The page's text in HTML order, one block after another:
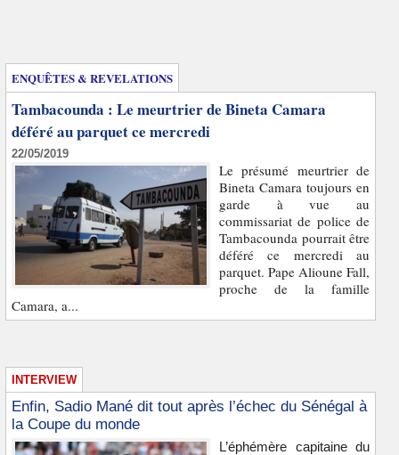
ENQUÊTES & REVELATIONS
Tambacounda : Le meurtrier de Bineta Camara
déféré au parquet ce mercredi
22/05/2019
Le présumé meurtrier de
Bineta Camara toujours en
garde à vue au
commissariat de police de
Tambacounda pourrait être
déféré ce mercredi au
parquet. Pape Alioune Fall,
proche de la famille
Camara, a...
INTERVIEW
Enfin, Sadio Mané dit tout après l’échec du Sénégal à
la Coupe du monde
L’éphémère capitaine du